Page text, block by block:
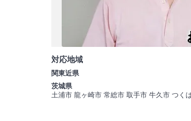
対応地域
関東近県
茨城県
土浦市 龍ヶ崎市 常総市 取手市 牛久市 つく